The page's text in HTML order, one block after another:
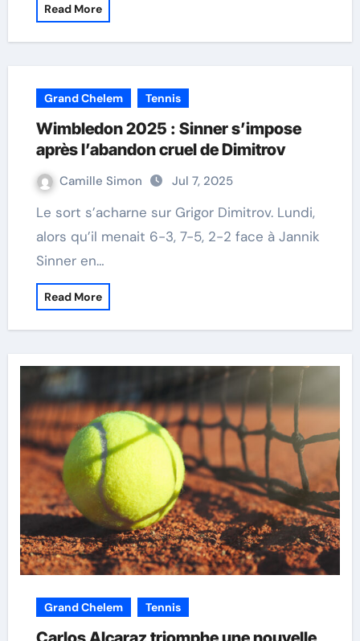
Read More
Grand Chelem Tennis
Wimbledon 2025 : Sinner s’impose
après l’abandon cruel de Dimitrov
Camille Simon Jul 7, 2025
Le sort s’acharne sur Grigor Dimitrov. Lundi,
alors qu’il menait 6-3, 7-5, 2-2 face à Jannik
Sinner en…
Read More
Grand Chelem Tennis